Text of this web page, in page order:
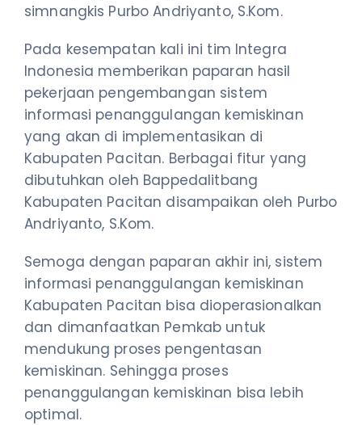
simnangkis Purbo Andriyanto, S.Kom.
Pada kesempatan kali ini tim Integra
Indonesia memberikan paparan hasil
pekerjaan pengembangan sistem
informasi penanggulangan kemiskinan
yang akan di implementasikan di
Kabupaten Pacitan. Berbagai fitur yang
dibutuhkan oleh Bappedalitbang
Kabupaten Pacitan disampaikan oleh Purbo
Andriyanto, S.Kom.
Semoga dengan paparan akhir ini, sistem
informasi penanggulangan kemiskinan
Kabupaten Pacitan bisa dioperasionalkan
dan dimanfaatkan Pemkab untuk
mendukung proses pengentasan
kemiskinan. Sehingga proses
penanggulangan kemiskinan bisa lebih
optimal.